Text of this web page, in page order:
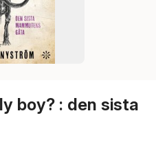
boy? : den sista